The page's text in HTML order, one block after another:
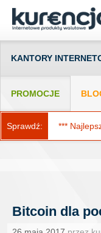
KANTORY
PROMOCJE
Sprawdź: ***
Bitcoin dla